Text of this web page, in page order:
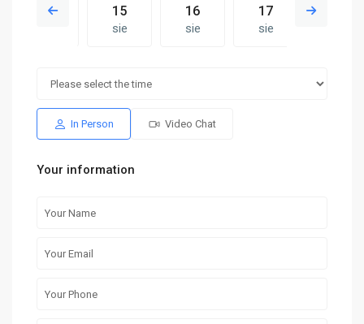
14 15
sie
16
sie
17
sie
niedz. pon.
sie sie
In Person Video Chat
Your information